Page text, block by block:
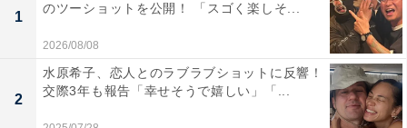
1
のツーショットを公開！ 「スゴく楽しそ...
2026/08/08
2
水原希子、恋人とのラブラブショットに反響！
交際3年も報告「幸せそうで嬉しい」「...